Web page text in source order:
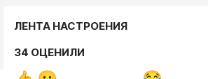
ЛЕНТА НАСТРОЕНИЯ
34 ОЦЕНИЛИ